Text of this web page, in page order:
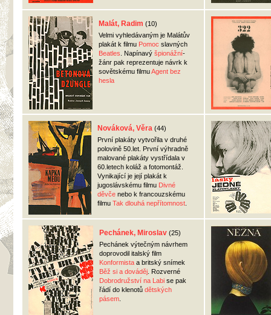
Malát, Radim (10)
Velmi vyhledávaným je Malátův
plakát k filmu Pomoc slavných
Beatles . Napínavý špionážní-
žánr pak reprezentuje návrk k
sovětskému filmuAgent bez
hesla
Nováková, Věra (44)
První plakáty vytvořila v druhé
polovině 50.let. První výhradně
malované plakáty vystřídala v
60.letech koláž a fotomontáž.
Vynikající je její plakát k
jugoslávskému filmu Divné
děvče nebo k francouzskému
filmu Tak dlouhá nepřítomnost
Pechánek, Miroslav (25)
Pechánek výtečným návrhem
doprovodil italský film
Konformista a britský snímek
Běž si a dováděj . Rozverné
Dobrodružství na Labi se pak
řádí do klenotů dětských
pásem